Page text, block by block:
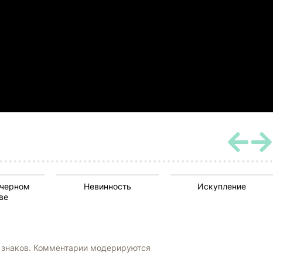
Невинность Искупление
Комментарии модерируются